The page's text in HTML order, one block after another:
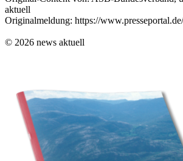
aktuell
Originalmeldung: https://
© 2026 news aktuell